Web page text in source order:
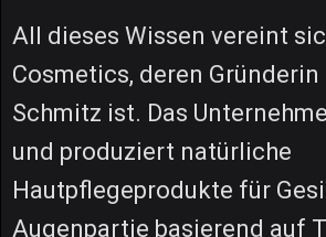
All dieses Wissen vereint
Cosmetics, deren Gründerin
Schmitz ist. Das
und produziert natürliche
Hautpflegeprodukte für
Augenpartie basierend auf